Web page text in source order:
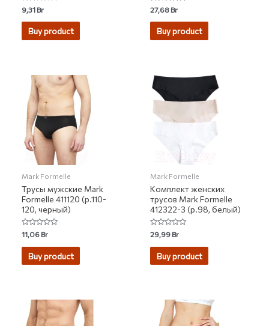
Rated
0
out
9,31Br
Buy product
Rated
5.00
out of 5
27,68Br
Buy product
Mark Formelle
Трусы мужские Mark
Formelle 411120 (р.110-
120, черный)
Rated
0
out
11,06Br
Buy product
Mark Formelle
Комплект женских
трусов Mark Formelle
412322-3 (р.98, белый)
Rated
0
out
29,99Br
Buy product